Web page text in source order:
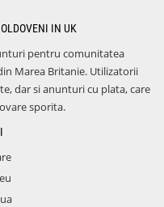
IN UK
pentru comunitatea
Marea Britanie. Utilizatorii
dar si anunturi cu plata, care
sporita.